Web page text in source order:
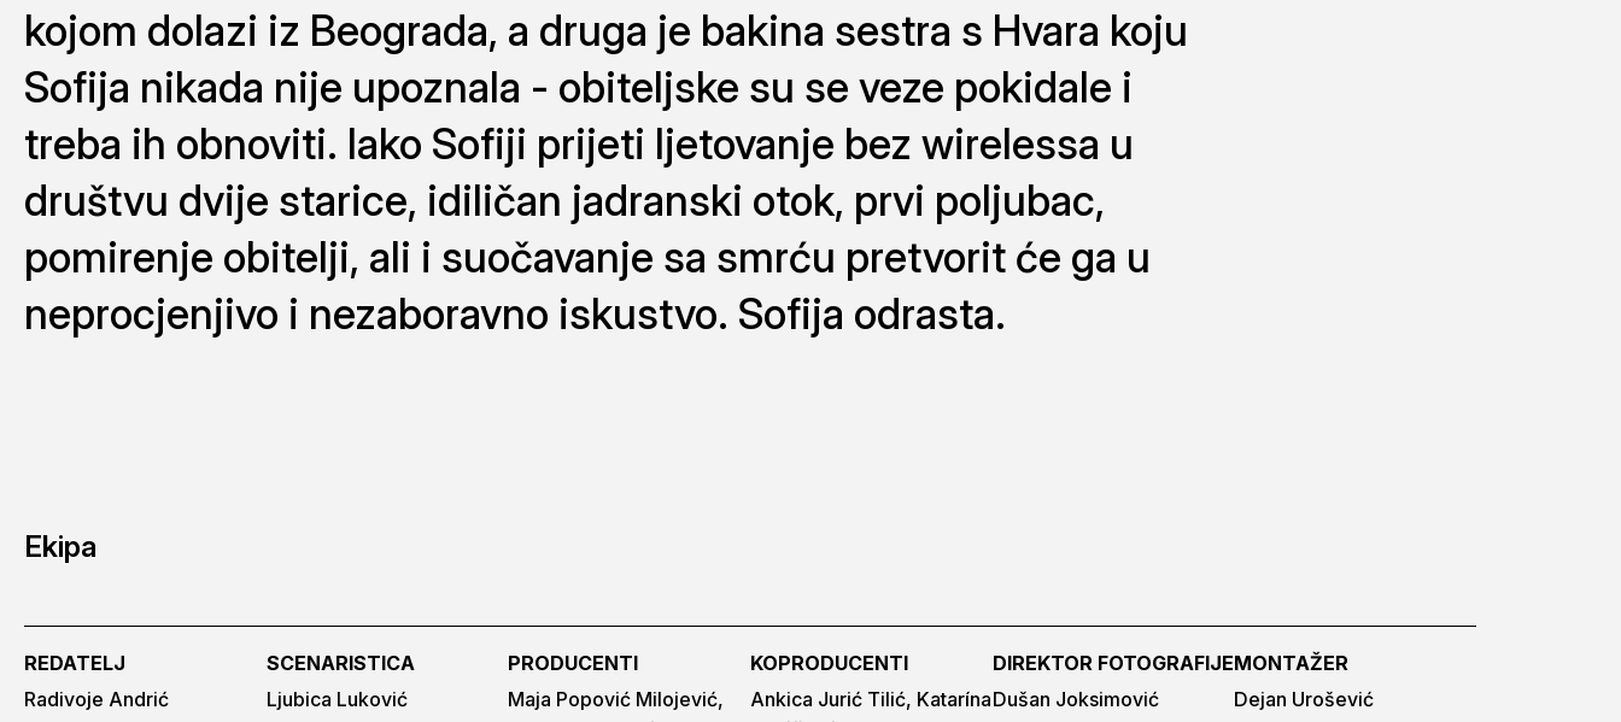
kojom dolazi iz Beograda, a druga je bakina sestra s Hvara koju
Sofija nikada nije upoznala - obiteljske su se veze pokidale i
treba ih obnoviti. Iako Sofiji prijeti ljetovanje bez wirelessa u
društvu dvije starice, idiličan jadranski otok, prvi poljubac,
pomirenje obitelji, ali i suočavanje sa smrću pretvorit će ga u
neprocjenjivo i nezaboravno iskustvo. Sofija odrasta.
Ekipa
REDATELJ
Radivoje Andrić
SCENARISTICA
Ljubica Luković
PRODUCENTI
Maja Popović Milojević,
KOPRODUCENTI
Ankica Jurić Tilić, Katarína
DIREKTOR FOTOGRAFIJE
Dušan Joksimović
MONTAŽER
Dejan Urošević